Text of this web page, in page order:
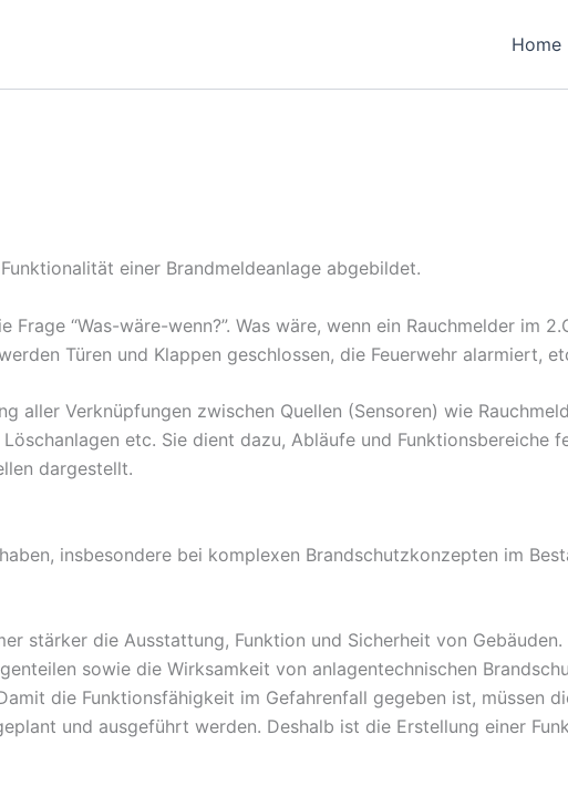
Home
einer Brandmeldeanlage abgebildet.
“Was-wäre-wenn?”. Was wäre, wenn ein Rauchmelder im
Türen und Klappen geschlossen, die Feuerwehr alarmiert,
aller Verknüpfungen zwischen Quellen (Sensoren) wie
etc. Sie dient dazu, Abläufe und Funktionsbereiche
dargestellt.
insbesondere bei komplexen Brandschutzkonzepten im
stärker die Ausstattung, Funktion und Sicherheit von
sowie die Wirksamkeit von anlagentechnischen
die Funktionsfähigkeit im Gefahrenfall gegeben ist, müssen
und ausgeführt werden. Deshalb ist die Erstellung einer